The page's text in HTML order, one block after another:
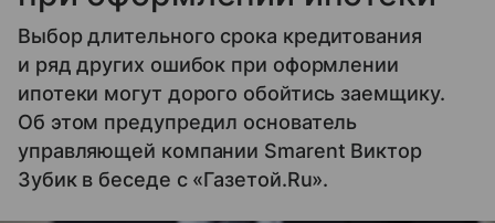
Выбор длительного срока кредитования
и ряд других ошибок при оформлении
ипотеки могут дорого обойтись заемщику.
Об этом предупредил основатель
управляющей компании Smarent Виктор
Зубик в беседе с «Газетой.Ru».